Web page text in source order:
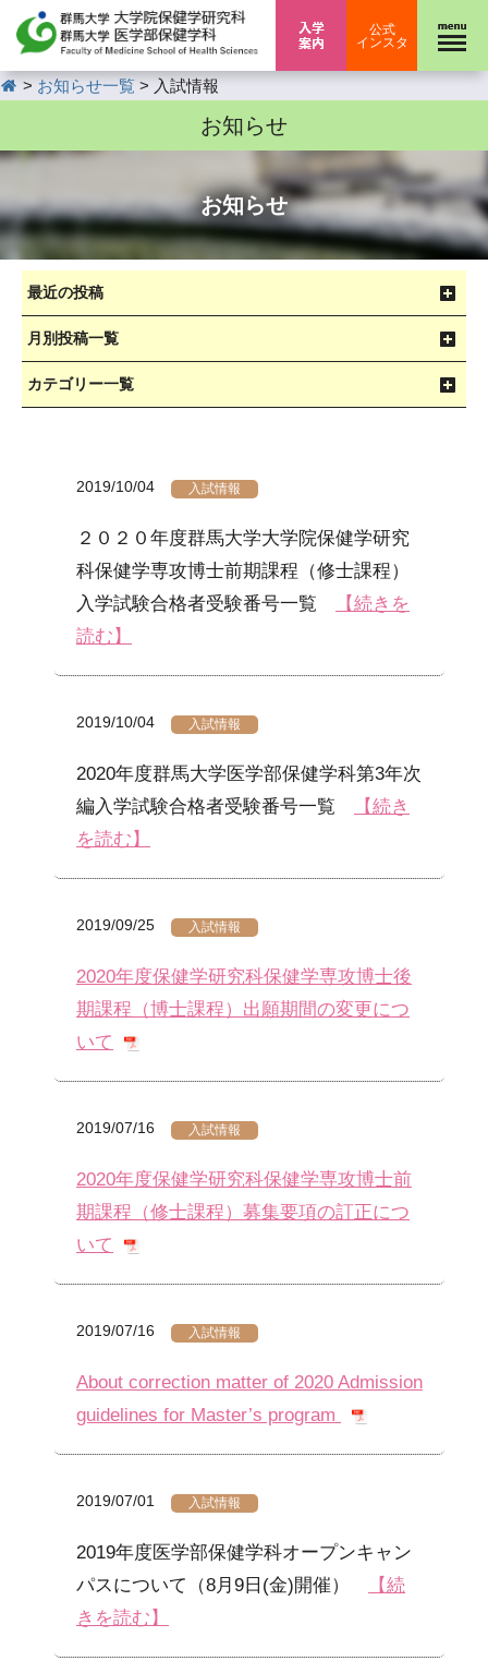
公式
インスタ
HOME
> お知らせ一覧 > 入試情報
お知らせ
お知らせ
最近の投稿
月別投稿一覧
カテゴリー一覧
2019/10/04 入試情報
２０２０年度群馬大学大学院保健学研究
科保健学専攻博士前期課程（修士課程）
入学試験合格者受験番号一覧
【続きを
読む】
2019/10/04 入試情報
2020年度群馬大学医学部保健学科第3年次
編入学試験合格者受験番号一覧
【続き
を読む】
2019/09/25 入試情報
2020年度保健学研究科保健学専攻博士後
期課程（博士課程）出願期間の変更につ
いて
2019/07/16 入試情報
2020年度保健学研究科保健学専攻博士前
期課程（修士課程）募集要項の訂正につ
いて
2019/07/16 入試情報
About correction matter of 2020 Admission
guidelines for Master’s program
2019/07/01 入試情報
2019年度医学部保健学科オープンキャン
パスについて（8月9日(金)開催）
【続
きを読む】